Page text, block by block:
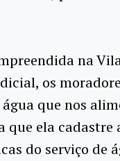
na
os
que nos
que ela cadastre
do serviço de